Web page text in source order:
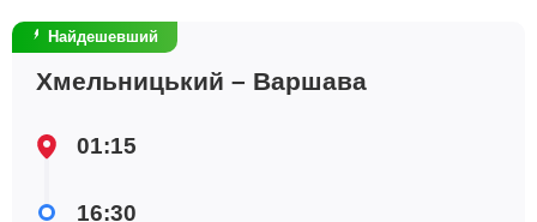
Найдешевший
Хмельницький – Варшава
01:15
16:30